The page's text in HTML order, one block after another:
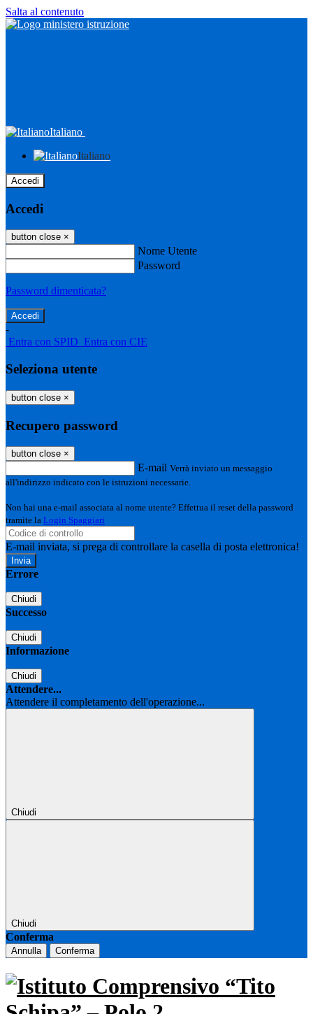
Salta al contenuto
Italiano
Italiano
Accedi
Accedi
button close ×
Nome Utente
Password
Password dimenticata?
-
Entra con SPID Entra con CIE
Seleziona utente
button close ×
Recupero password
button close ×
E-mail Verrà inviato un messaggio
all'indirizzo indicato con le istruzioni necessarie.
Non hai una e-mail associata al nome utente? Effettua il reset della password
tramite la Login Spaggiari
E-mail inviata, si prega di controllare la casella di posta elettronica!
Errore
Chiudi
Successo
Chiudi
Informazione
Chiudi
Attendere...
Attendere il completamento dell'operazione...
Chiudi
Chiudi
Conferma
Annulla Conferma